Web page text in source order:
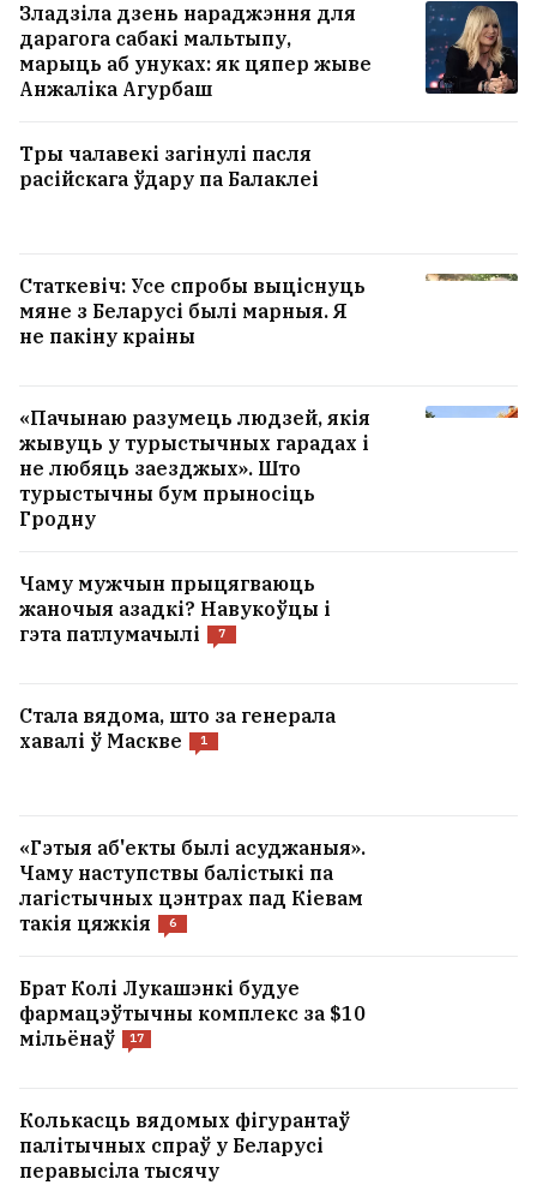
Зладзіла дзень нараджэння для
дарагога сабакі мальтыпу,
марыць аб унуках: як цяпер жыве
Анжаліка Агурбаш
Тры чалавекі загінулі пасля
расійскага ўдару па Балаклеі
Статкевіч: Усе спробы выціснуць
мяне з Беларусі былі марныя. Я
не пакіну краіны
«Пачынаю разумець людзей, якія
жывуць у турыстычных гарадах і
не любяць заезджых». Што
турыстычны бум прыносіць
Гродну
Чаму мужчын прыцягваюць
жаночыя азадкі? Навукоўцы і
гэта патлумачылі
7
Стала вядома, што за генерала
хавалі ў Маскве
1
«Гэтыя аб'екты былі асуджаныя».
Чаму наступствы балістыкі па
лагістычных цэнтрах пад Кіевам
такія цяжкія
6
Брат Колі Лукашэнкі будуе
фармацэўтычны комплекс за $10
мільёнаў
17
Колькасць вядомых фігурантаў
палітычных спраў у Беларусі
перавысіла тысячу